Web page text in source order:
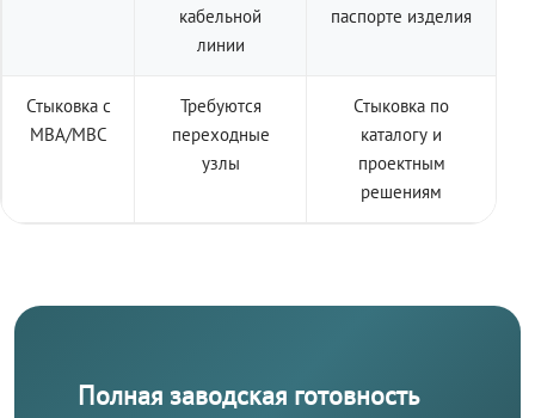
кабельной
линии
паспорте изделия
Стыковка с
МВА/МВС
Требуются
переходные
узлы
Стыковка по
каталогу и
проектным
решениям
Полная заводская готовность